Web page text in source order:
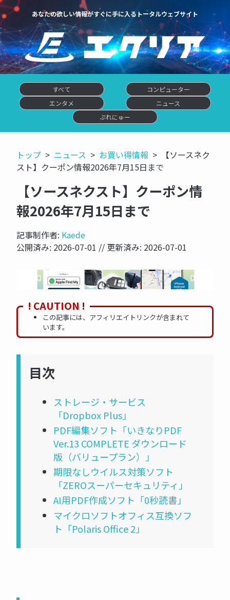
あなたの欲しい情報がすぐに手に入るトータルウェブサイト
すべて
コンピューター
エンタメ
ニュース
ぷれにゅー
トップ ニュース お買い得情報
【ソースネク
スト】クーポン情報2026年7月15日まで
【ソースネクスト】クーポン情
報2026年7月15日まで
記事制作者: Kaede
公開済み: 2026-07-01 // 更新済み: 2026-07-01
NOW PRINTING...
! CAUTION !
この記事には、アフィリエイトリンクが含まれて
います。
目次
ストレージ・サービス
「Dropbox Plus」
PDF編集ソフト「いきなりPDF
Ver.13 COMPLETE ダウンロード
版（バリュープラン）」
期限なしウイルス対策ソフト
「ZEROスーパーセキュリティ」
AI用PDF作成ソフト「0秒読書」
マイクロソフトオフィス互換ソフ
ト「Polaris Office 2」